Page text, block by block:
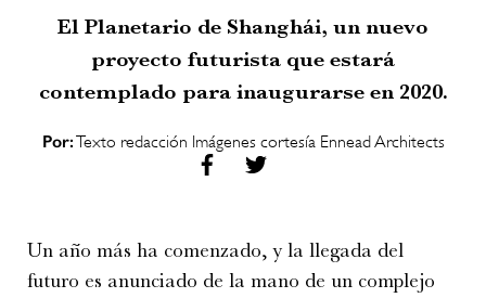
El Planetario de Shanghái, un nuevo
proyecto futurista que estará
contemplado para inaugurarse en 2020.
Por:Texto redacción Imágenes cortesía Ennead Architects
Un año más ha comenzado, y la llegada del
futuro es anunciado de la mano de un complejo